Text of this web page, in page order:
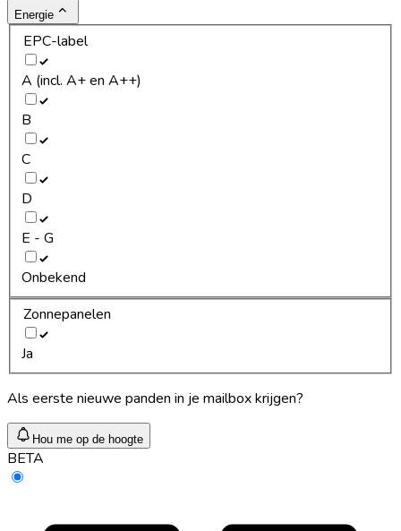
Energie
EPC-label
A (incl. A+ en A++)
B
C
D
E - G
Onbekend
Zonnepanelen
Ja
Als eerste nieuwe panden in je mailbox krijgen?
Hou me op de hoogte
BETA